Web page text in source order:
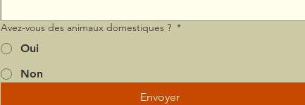
Avez-vous des animaux domestiques ? *
Oui
Non
Envoyer